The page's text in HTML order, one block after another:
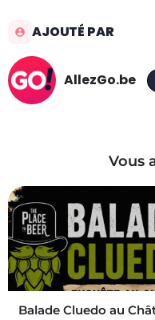
AJOUTÉ PAR
AllezGo.be
Vous
Balade Cluedo au